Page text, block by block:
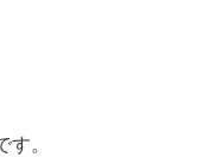
。